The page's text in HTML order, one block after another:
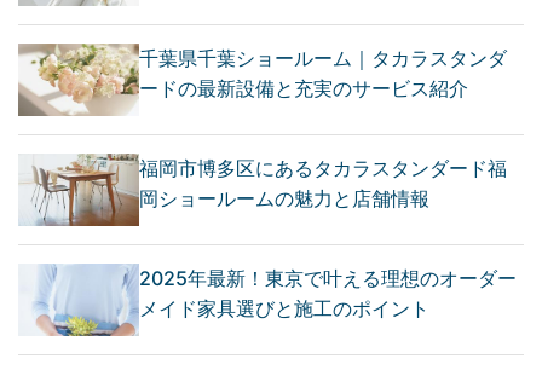
千葉県千葉ショールーム｜タカラスタンダ
ードの最新設備と充実のサービス紹介
福岡市博多区にあるタカラスタンダード福
岡ショールームの魅力と店舗情報
2025年最新！東京で叶える理想のオーダー
メイド家具選びと施工のポイント